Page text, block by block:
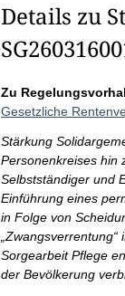
Details zu
Zu
Gesetzliche
Stärkung
Personenkreises hin
Selbstständiger und
Einführung eines
in Folge von
Sorgearbeit Pflege
der Bevölkerung